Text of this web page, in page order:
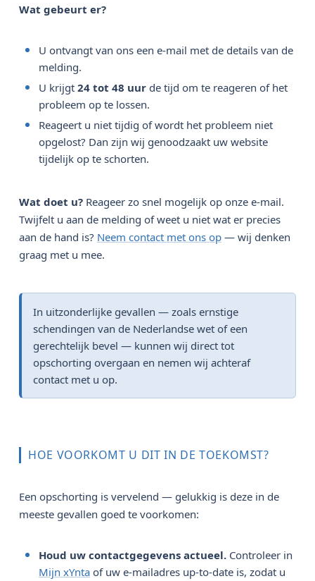
Wat gebeurt er?
U ontvangt van ons een e-mail met de details van de
melding.
U krijgt 24 tot 48 uur de tijd om te reageren of het
probleem op te lossen.
Reageert u niet tijdig of wordt het probleem niet
opgelost? Dan zijn wij genoodzaakt uw website
tijdelijk op te schorten.
Wat doet u? Reageer zo snel mogelijk op onze e-mail.
Twijfelt u aan de melding of weet u niet wat er precies
aan de hand is? Neem contact met ons op — wij denken
graag met u mee.
In uitzonderlijke gevallen — zoals ernstige
schendingen van de Nederlandse wet of een
gerechtelijk bevel — kunnen wij direct tot
opschorting overgaan en nemen wij achteraf
contact met u op.
HOE VOORKOMT U DIT IN DE TOEKOMST?
Een opschorting is vervelend — gelukkig is deze in de
meeste gevallen goed te voorkomen:
Houd uw contactgegevens actueel. Controleer in
Mijn xYnta of uw e-mailadres up-to-date is, zodat u